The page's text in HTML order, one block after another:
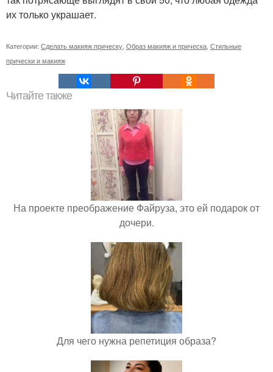
их только украшает.
Категории: Сделать макияж прическу Образ макияж и прическа Стильные
прически и макияж
Читайте также
На проекте преображение Файруза, это ей подарок от
дочери.
Для чего нужна репетиция образа?